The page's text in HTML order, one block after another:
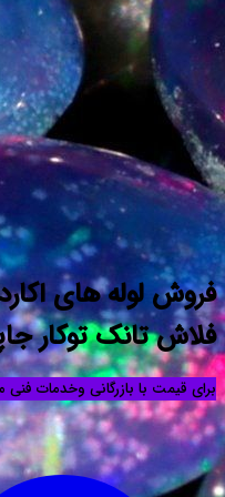
های اکاردئونی
جاپار 09121507825
بازرگانی وخدمات فنی مهندسی